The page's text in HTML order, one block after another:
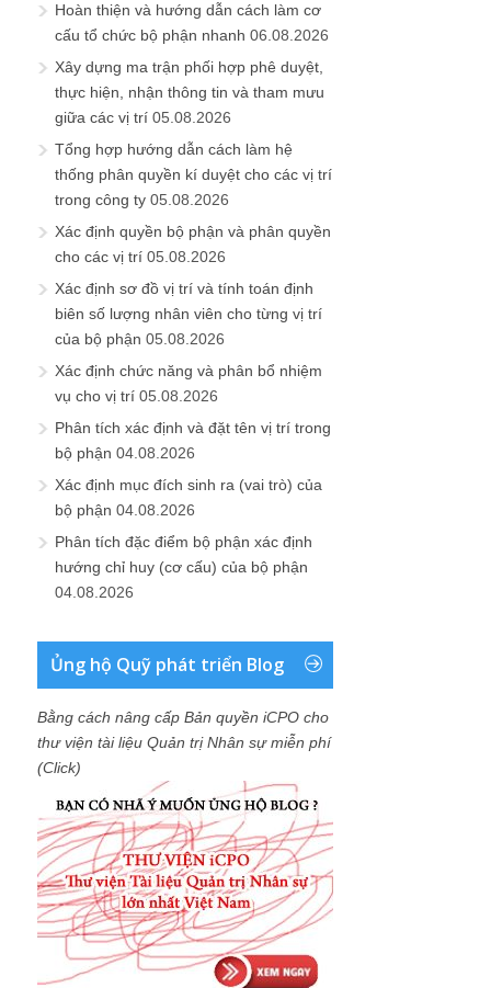
Hoàn thiện và hướng dẫn cách làm cơ
cấu tổ chức bộ phận nhanh 06.08.2026
Xây dựng ma trận phối hợp phê duyệt,
thực hiện, nhận thông tin và tham mưu
giữa các vị trí 05.08.2026
Tổng hợp hướng dẫn cách làm hệ
thống phân quyền kí duyệt cho các vị trí
trong công ty 05.08.2026
Xác định quyền bộ phận và phân quyền
cho các vị trí 05.08.2026
Xác định sơ đồ vị trí và tính toán định
biên số lượng nhân viên cho từng vị trí
của bộ phận 05.08.2026
Xác định chức năng và phân bổ nhiệm
vụ cho vị trí 05.08.2026
Phân tích xác định và đặt tên vị trí trong
bộ phận 04.08.2026
Xác định mục đích sinh ra (vai trò) của
bộ phận 04.08.2026
Phân tích đặc điểm bộ phận xác định
hướng chỉ huy (cơ cấu) của bộ phận
04.08.2026
Ủng hộ Quỹ phát triển Blog
Bằng cách nâng cấp Bản quyền iCPO cho
thư viện tài liệu Quản trị Nhân sự miễn phí
(Click)